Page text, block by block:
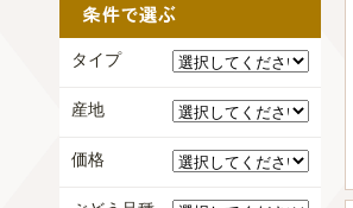
タイプ
産地
価格